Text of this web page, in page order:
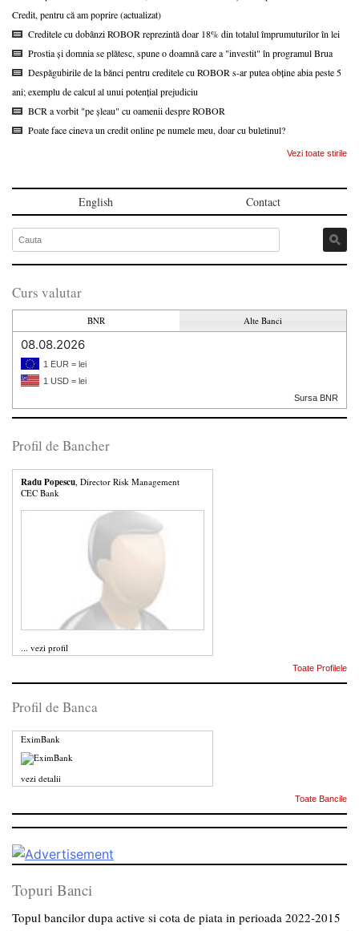
Credit, pentru că am poprire (actualizat)
Creditele cu dobânzi ROBOR reprezintă doar 18% din totalul împrumuturilor în lei
Prostia și domnia se plătesc, spune o doamnă care a "investit" în programul Brua
Despăgubirile de la bănci pentru creditele cu ROBOR s-ar putea obține abia peste 5
ani; exemplu de calcul al unui potențial prejudiciu
BCR a vorbit "pe șleau" cu oamenii despre ROBOR
Poate face cineva un credit online pe numele meu, doar cu buletinul?
Vezi toate stirile
English Contact
Curs valutar
BNR Alte Banci
08.08.2026
1 EUR = lei
1 USD = lei
Sursa BNR
Profil de Bancher
Radu Popescu , Director Risk Management
CEC Bank
... vezi profil
Toate Profilele
Profil de Banca
EximBank
vezi detalii
Toate Bancile
Topuri Banci
Topul bancilor dupa active si cota de piata in perioada 2022-2015